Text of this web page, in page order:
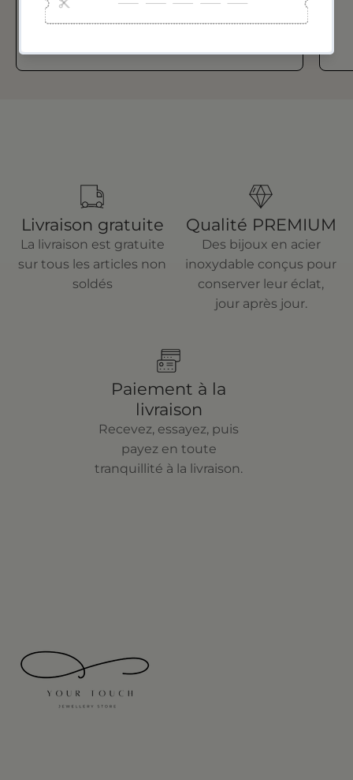
Livraison gratuite
La livraison est gratuite
sur tous les articles non
soldés
Qualité PREMIUM
Des bijoux en acier
inoxydable conçus pour
conserver leur éclat,
jour après jour.
Paiement à la
livraison
Recevez, essayez, puis
payez en toute
tranquillité à la livraison.